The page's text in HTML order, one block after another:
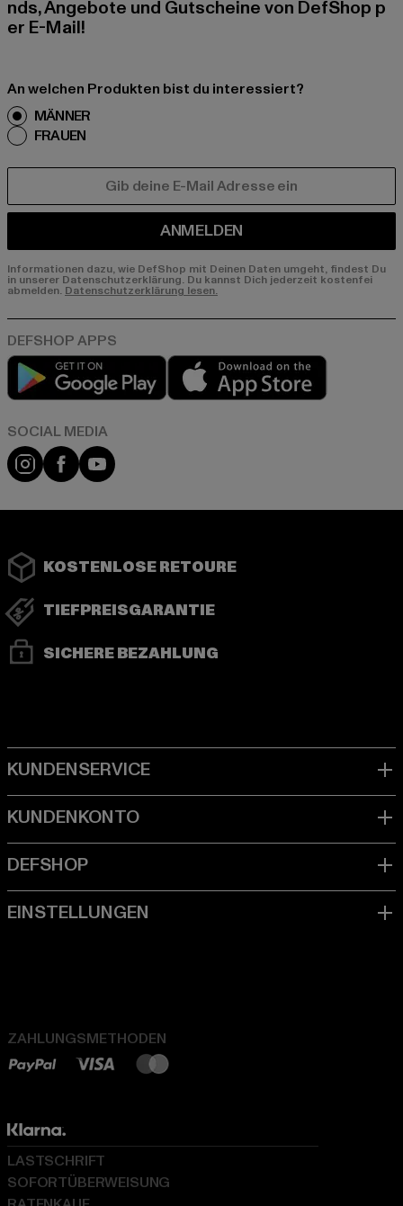
nds, Angebote und Gutscheine von DefShop p
er E-Mail!
An welchen Produkten bist du interessiert?
MÄNNER
FRAUEN
ANMELDEN
Informationen dazu, wie DefShop mit Deinen Daten umgeht, findest Du
in unserer Datenschutzerklärung. Du kannst Dich jederzeit kostenfei
abmelden. Datenschutzerklärung lesen.
Play market
Instagram
FacebookYouTube
KOSTENLOSE RETOURE
TIEFPREISGARANTIE
SICHERE BEZAHLUNG
ZAHLUNGSMETHODEN
LASTSCHRIFT
SOFORTÜBERWEISUNG